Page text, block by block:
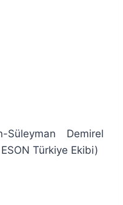
Demirel
Türkiye Ekibi)